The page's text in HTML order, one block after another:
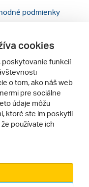
podmienky
cookies
verzia webu
cookies
poskytovanie funkcií
o tom, ako náš web
pre sociálne
údaje môžu
ktoré ste im poskytli
používate ich